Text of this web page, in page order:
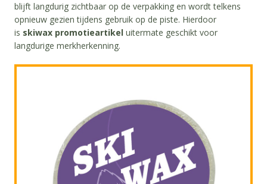
blijft langdurig zichtbaar op de verpakking en wordt telkens
opnieuw gezien tijdens gebruik op de piste. Hierdoor
is skiwax promotieartikel uitermate geschikt voor
langdurige merkherkenning.